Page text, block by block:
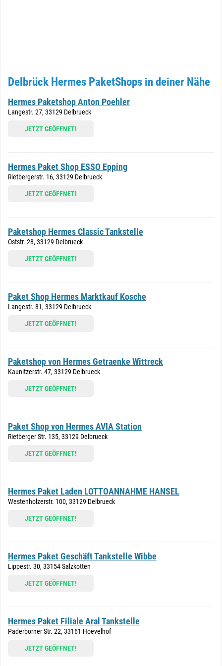
Delbrück Hermes PaketShops in deiner Nähe
Hermes Paketshop Anton Poehler
Langestr. 27, 33129 Delbrueck
JETZT GEÖFFNET!
Hermes Paket Shop ESSO Epping
Rietbergerstr. 16, 33129 Delbrueck
JETZT GEÖFFNET!
Paketshop Hermes Classic Tankstelle
Oststr. 28, 33129 Delbrueck
JETZT GEÖFFNET!
Paket Shop Hermes Marktkauf Kosche
Langestr. 81, 33129 Delbrueck
JETZT GEÖFFNET!
Paketshop von Hermes Getraenke Wittreck
Kaunitzerstr. 47, 33129 Delbrueck
JETZT GEÖFFNET!
Paket Shop von Hermes AVIA Station
Rietberger Str. 135, 33129 Delbrueck
JETZT GEÖFFNET!
Hermes Paket Laden LOTTOANNAHME HANSEL
Westenholzerstr. 100, 33129 Delbrueck
JETZT GEÖFFNET!
Hermes Paket Geschäft Tankstelle Wibbe
Lippestr. 30, 33154 Salzkotten
JETZT GEÖFFNET!
Hermes Paket Filiale Aral Tankstelle
Paderborner Str. 22, 33161 Hoevelhof
JETZT GEÖFFNET!